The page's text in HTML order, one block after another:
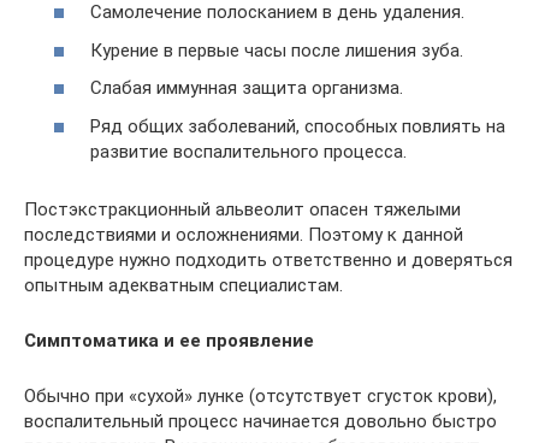
Самолечение полосканием в день удаления.
Курение в первые часы после лишения зуба.
Слабая иммунная защита организма.
Ряд общих заболеваний, способных повлиять на
развитие воспалительного процесса.
Постэкстракционный альвеолит опасен тяжелыми
последствиями и осложнениями. Поэтому к данной
процедуре нужно подходить ответственно и доверяться
опытным адекватным специалистам.
Симптоматика и ее проявление
Обычно при «сухой» лунке (отсутствует сгусток крови),
воспалительный процесс начинается довольно быстро